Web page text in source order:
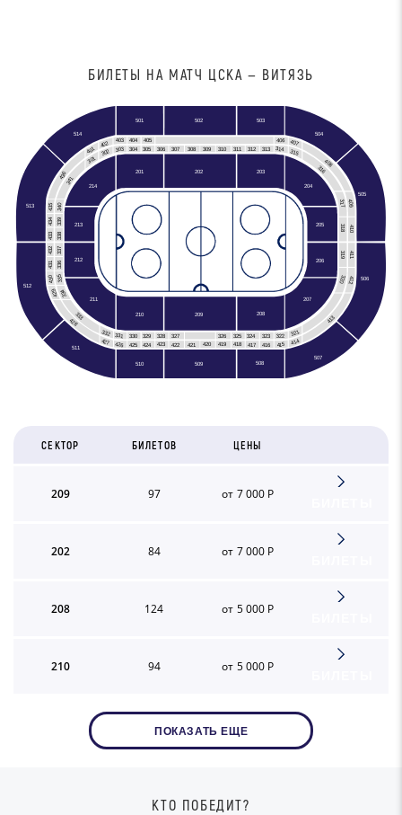
БИЛЕТЫ НА МАТЧ ЦСКА — ВИТЯЗЬ
502
501 503
504
505
506
507
508
509
510
511
512
513
514
201 202 203
204
205
206
207
208
209
210
211
212
213
214
429
301
302 303 304 305 306 307 308 309 310 311 312 313 314 315
316
317
318
319
320
321
322
323
324
325
326
327
328
329
330
331
332
333
334
335
336
337
338
339
340
341
401
402 403 404 405 406 407
408
409
410
411
412
413
414
415
416
417
418
419
420
421
422
423
424
425
426
427
428
430
431
432
433
434
435
436
СЕКТОР БИЛЕТОВ ЦЕНЫ
209 97 от 7 000 Р
202 84 от 7 000 Р
208 124 от 5 000 Р
210 94 от 5 000 Р
ПОКАЗАТЬ ЕЩЕ
КТО ПОБЕДИТ?